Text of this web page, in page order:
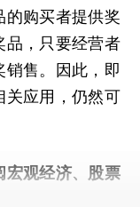
的购买者提供奖
品，只要经营者
销售。因此，即
关应用，仍然可
宏观经济、股票